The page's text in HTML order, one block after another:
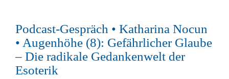
Podcast-Gespräch • Katharina Nocun
• Augenhöhe (8): Gefährlicher Glaube
– Die radikale Gedankenwelt der
Esoterik